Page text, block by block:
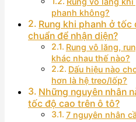
phanh không?
Rung khi phanh ở tốc
chuẩn để nhận diện?
Rung vô lăng,
khác nhau thế nào?
Dấu hiệu nào
hơn là hệ treo/lốp?
Những nguyên nhân
tốc độ cao trên ô tô?
7 nguyên nhân